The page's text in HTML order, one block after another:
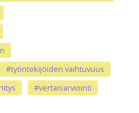
#työntekijöiden vaihtuvuus
#vertaisarviointi